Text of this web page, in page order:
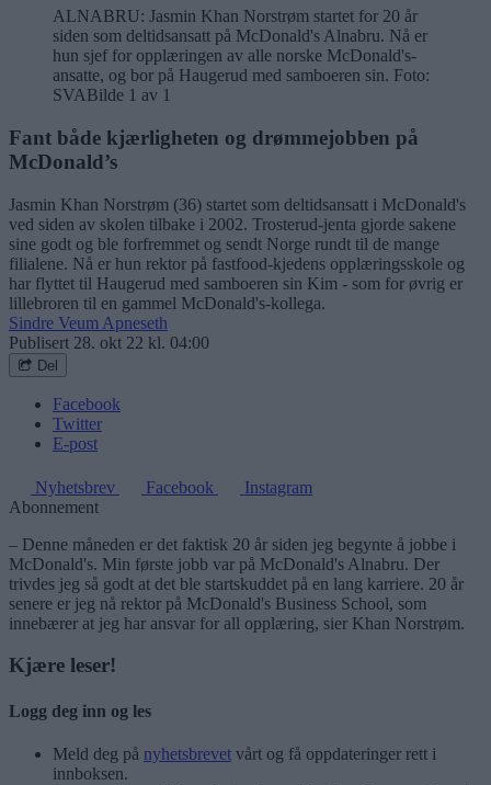
ALNABRU: Jasmin Khan Norstrøm startet for 20 år
siden som deltidsansatt på McDonald's Alnabru. Nå er
hun sjef for opplæringen av alle norske McDonald's-
ansatte, og bor på Haugerud med samboeren sin. Foto:
SVABilde 1 av 1
Fant både kjærligheten og drømmejobben på
McDonald’s
Jasmin Khan Norstrøm (36) startet som deltidsansatt i McDonald's
ved siden av skolen tilbake i 2002. Trosterud-jenta gjorde sakene
sine godt og ble forfremmet og sendt Norge rundt til de mange
filialene. Nå er hun rektor på fastfood-kjedens opplæringsskole og
har flyttet til Haugerud med samboeren sin Kim - som for øvrig er
lillebroren til en gammel McDonald's-kollega.
Sindre Veum Apneseth
Publisert 28. okt 22 kl. 04:00
Del
Facebook
Twitter
E-post
Nyhetsbrev Facebook
Instagram
Abonnement
– Denne måneden er det faktisk 20 år siden jeg begynte å jobbe i
McDonald's. Min første jobb var på McDonald's Alnabru. Der
trivdes jeg så godt at det ble startskuddet på en lang karriere. 20 år
senere er jeg nå rektor på McDonald's Business School, som
innebærer at jeg har ansvar for all opplæring, sier Khan Norstrøm.
Kjære leser!
Logg deg inn og les
Meld deg på nyhetsbrevet vårt og få oppdateringer rett i
innboksen.